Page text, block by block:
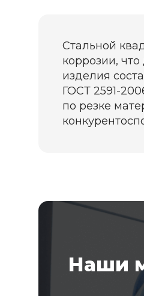
Стальной
коррозии,
изделия
ГОСТ 2591-
по резке
Наши